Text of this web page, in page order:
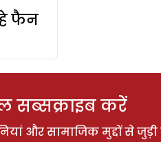
फैन
सब्सक्राइब करें
और सामाजिक मुद्दों से